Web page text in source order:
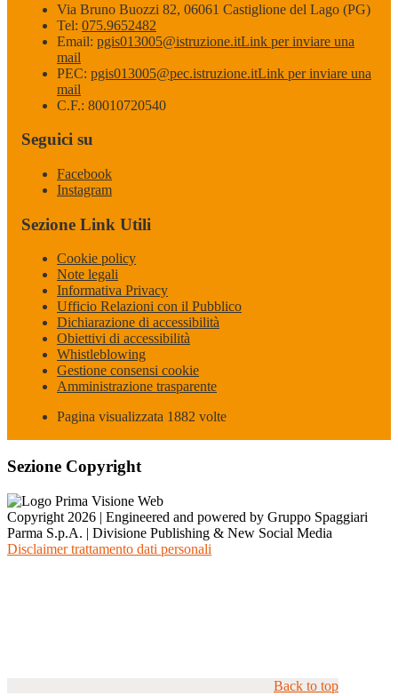
Via Bruno Buozzi 82, 06061 Castiglione del Lago (PG)
Tel: 075.9652482
Email: pgis013005@istruzione.itLink per inviare una
mail
PEC: pgis013005@pec.istruzione.itLink per inviare una
mail
C.F.: 80010720540
Seguici su
Facebook
Instagram
Sezione Link Utili
Cookie policy
Note legali
Informativa Privacy
Ufficio Relazioni con il Pubblico
Dichiarazione di accessibilità
Obiettivi di accessibilità
Whistleblowing
Gestione consensi cookie
Amministrazione trasparente
Pagina visualizzata 1882 volte
Sezione Copyright
Copyright 2026 | Engineered and powered by Gruppo Spaggiari
Parma S.p.A. | Divisione Publishing & New Social Media
Disclaimer trattamento dati personali
Back to top